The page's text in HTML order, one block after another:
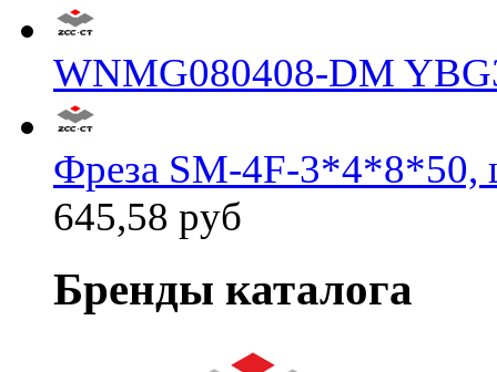
WNMG080408-DM
Фреза SM-4F-3*4*8*50,
645,58 руб
Бренды каталога